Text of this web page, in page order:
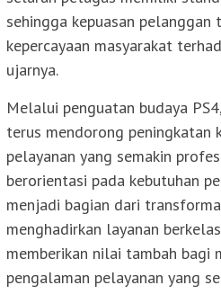
sehingga kepuasan pelanggan
kepercayaan masyarakat
ujarnya.
Melalui penguatan budaya
terus mendorong peningkatan
pelayanan yang semakin
berorientasi pada kebutuhan
menjadi bagian dari
menghadirkan layanan
memberikan nilai tambah bagi
pengalaman pelayanan yang